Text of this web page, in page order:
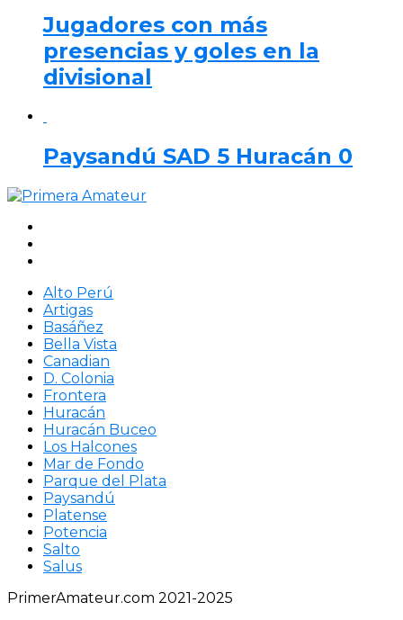
Jugadores con más
presencias y goles en la
divisional
Paysandú SAD 5 Huracán 0
Alto Perú
Artigas
Basáñez
Bella Vista
Canadian
D. Colonia
Frontera
Huracán
Huracán Buceo
Los Halcones
Mar de Fondo
Parque del Plata
Paysandú
Platense
Potencia
Salto
Salus
PrimerAmateur.com 2021-2025